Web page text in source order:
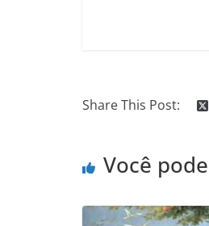
Share This Post:
Você